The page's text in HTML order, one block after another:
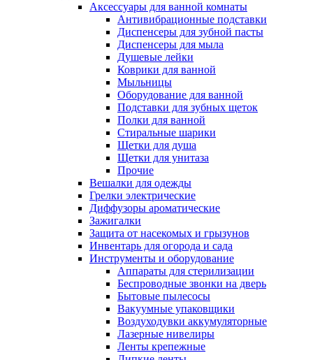
Аксессуары для ванной комнаты
Антивибрационные подставки
Диспенсеры для зубной пасты
Диспенсеры для мыла
Душевые лейки
Коврики для ванной
Мыльницы
Оборудование для ванной
Подставки для зубных щеток
Полки для ванной
Стиральные шарики
Щетки для душа
Щетки для унитаза
Прочие
Вешалки для одежды
Грелки электрические
Диффузоры ароматические
Зажигалки
Защита от насекомых и грызунов
Инвентарь для огорода и сада
Инструменты и оборудование
Аппараты для стерилизации
Беспроводные звонки на дверь
Бытовые пылесосы
Вакуумные упаковщики
Воздуходувки аккумуляторные
Лазерные нивелиры
Ленты крепежные